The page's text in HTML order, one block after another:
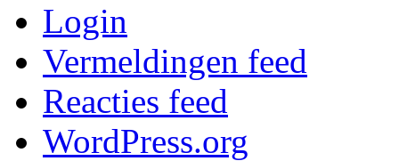
Login
Vermeldingen feed
Reacties feed
WordPress.org